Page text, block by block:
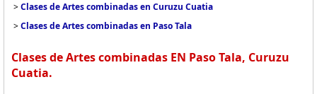
>Clases de Artes combinadas en Curuzu Cuatia
>Clases de Artes combinadas en Paso Tala
Clases de Artes combinadas EN Paso Tala, Curuzu
Cuatia.